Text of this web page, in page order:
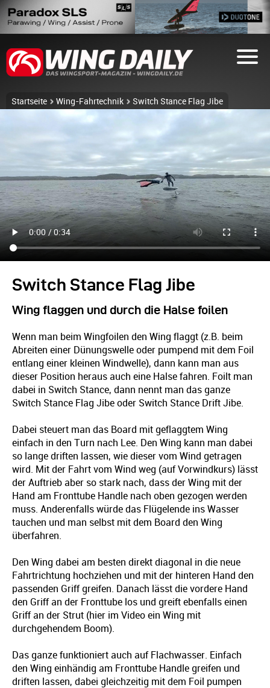
Startseite Wing-Fahrtechnik Switch Stance Flag Jibe
Switch Stance Flag Jibe
Wing flaggen und durch die Halse foilen
Wenn man beim Wingfoilen den Wing flaggt (z.B. beim
Abreiten einer Dünungswelle oder pumpend mit dem Foil
entlang einer kleinen Windwelle), dann kann man aus
dieser Position heraus auch eine Halse fahren. Foilt man
dabei in Switch Stance, dann nennt man das ganze
Switch Stance Flag Jibe oder Switch Stance Drift Jibe.
Dabei steuert man das Board mit geflaggtem Wing
einfach in den Turn nach Lee. Den Wing kann man dabei
so lange driften lassen, wie dieser vom Wind getragen
wird. Mit der Fahrt vom Wind weg (auf Vorwindkurs) lässt
der Auftrieb aber so stark nach, dass der Wing mit der
Hand am Fronttube Handle nach oben gezogen werden
muss. Anderenfalls würde das Flügelende ins Wasser
tauchen und man selbst mit dem Board den Wing
überfahren.
Den Wing dabei am besten direkt diagonal in die neue
Fahrtrichtung hochziehen und mit der hinteren Hand den
passenden Griff greifen. Danach lässt die vordere Hand
den Griff an der Fronttube los und greift ebenfalls einen
Griff an der Strut (hier im Video ein Wing mit
durchgehendem Boom).
Das ganze funktioniert auch auf Flachwasser. Einfach
den Wing einhändig am Fronttube Handle greifen und
driften lassen, dabei gleichzeitig mit dem Foil pumpen